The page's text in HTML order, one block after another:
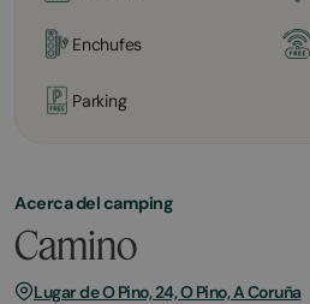
Enchufes
Parking
Acerca del camping
Camino
Lugar de O Pino, 24, O Pino, A Coruña